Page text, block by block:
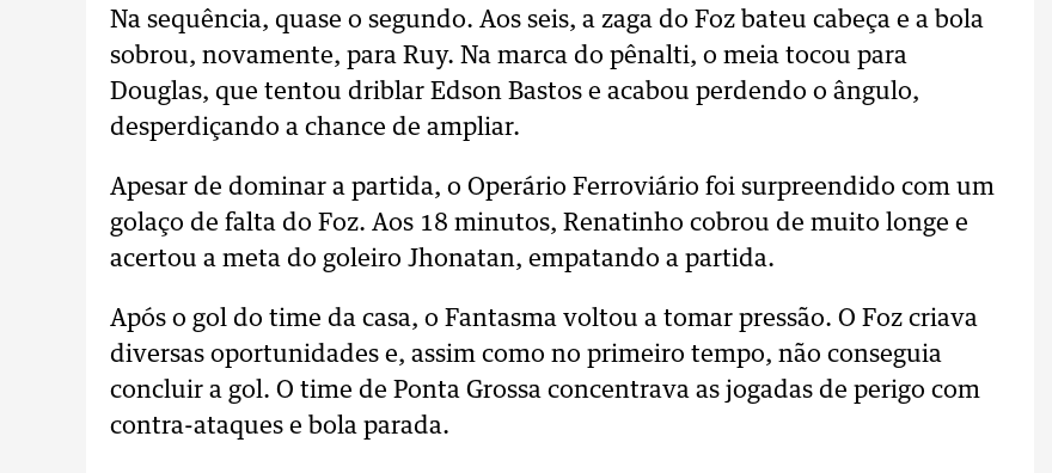
Na sequência, quase o segundo. Aos seis, a zaga do Foz bateu cabeça e a bola
sobrou, novamente, para Ruy. Na marca do pênalti, o meia tocou para
Douglas, que tentou driblar Edson Bastos e acabou perdendo o ângulo,
desperdiçando a chance de ampliar.
Apesar de dominar a partida, o Operário Ferroviário foi surpreendido com um
golaço de falta do Foz. Aos 18 minutos, Renatinho cobrou de muito longe e
acertou a meta do goleiro Jhonatan, empatando a partida.
Após o gol do time da casa, o Fantasma voltou a tomar pressão. O Foz criava
diversas oportunidades e, assim como no primeiro tempo, não conseguia
concluir a gol. O time de Ponta Grossa concentrava as jogadas de perigo com
contra-ataques e bola parada.